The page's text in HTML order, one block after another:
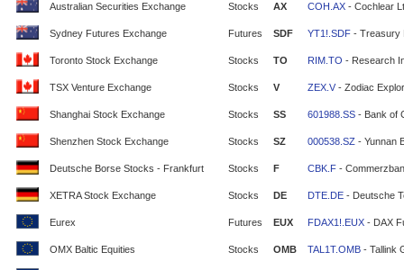
Australian Securities Exchange Stocks AX COH.AX - Cochlear
Sydney Futures Exchange Futures SDF YT1!.SDF - Treasury
Toronto Stock Exchange Stocks TO RIM.TO - Research
TSX Venture Exchange Stocks V ZEX.V - Zodiac
Shanghai Stock Exchange Stocks SS 601988.SS - Bank of
Shenzhen Stock Exchange Stocks SZ 000538.SZ - Yunnan
Deutsche Borse Stocks - Frankfurt Stocks F CBK.F -
XETRA Stock Exchange Stocks DE DTE.DE - Deutsche
Eurex Futures EUX FDAX1!.EUX - DAX
OMX Baltic Equities Stocks OMB TAL1T.OMB - Tallink